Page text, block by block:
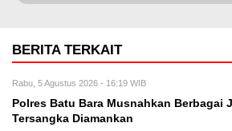
BERITA TERKAIT
Rabu, 5 Agustus 2026 - 16:19 WIB
Polres Batu Bara Musnahkan Berbagai
Tersangka Diamankan